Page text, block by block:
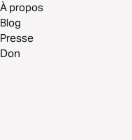
À propos
Blog
Presse
Don